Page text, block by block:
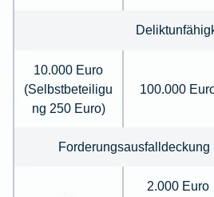
10.000 Euro
(Selbstbeteiligu
ng 250 Euro)
100.000
Forderungsausfalldeckung
2.000 Euro